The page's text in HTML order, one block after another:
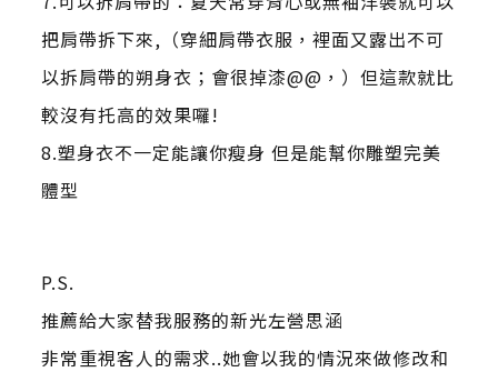
把肩帶拆下來,（穿細肩帶衣服，裡面又露出不可
以拆肩帶的朔身衣；會很掉漆@@，）但這款就比
較沒有托高的效果囉!
8.塑身衣不一定能讓你瘦身 但是能幫你雕塑完美
體型
P.S.
推薦給大家替我服務的新光左營思涵
非常重視客人的需求..她會以我的情況來做修改和